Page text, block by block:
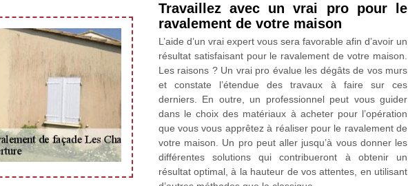
Travaillez avec un vrai pro pour le
ravalement de votre maison
L’aide d’un vrai expert vous sera favorable afin d’avoir un
résultat satisfaisant pour le ravalement de votre maison.
Les raisons ? Un vrai pro évalue les dégâts de vos murs
et constate l’étendue des travaux à faire sur ces
derniers. En outre, un professionnel peut vous guider
dans le choix des matériaux à acheter pour l’opération
que vous vous apprêtez à réaliser pour le ravalement de
votre maison. Un pro peut aller jusqu’à vous donner les
différentes solutions qui contribueront à obtenir un
résultat optimal, à la hauteur de vos attentes, en utilisant